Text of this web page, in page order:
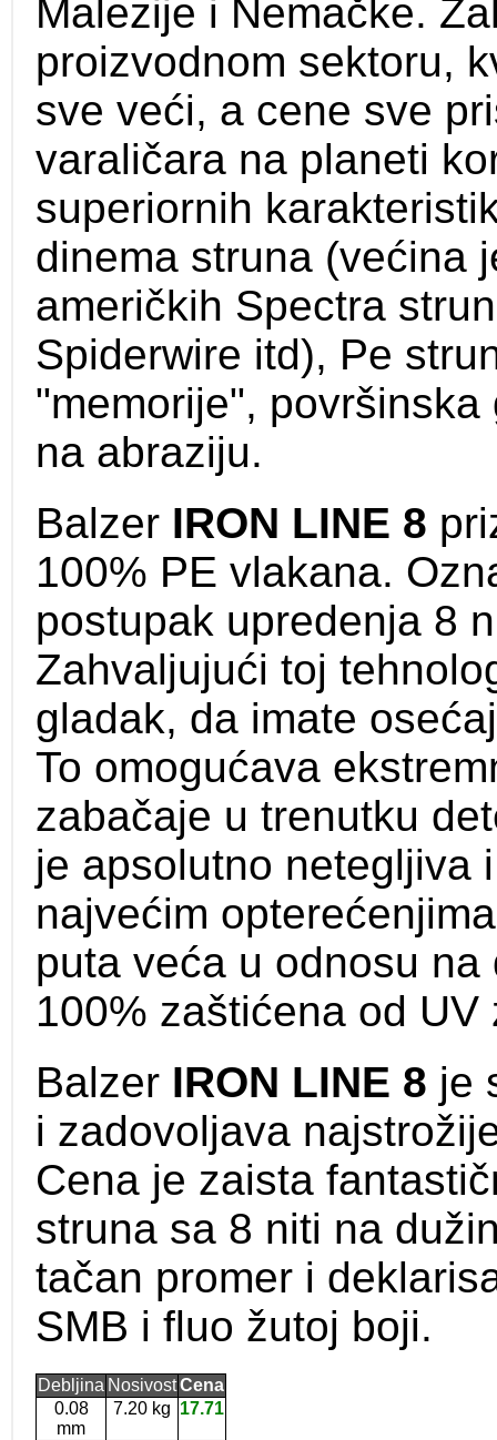
Malezije i Nemačke.
proizvodnom sektoru,
sve veći, a cene sve
varaličara na planeti
superiornih
dinema struna (većina
američkih Spectra
Spiderwire itd), Pe
"memorije",
na abraziju.
Balzer IRON LINE 8
100% PE vlakana.
postupak upredenja 8
Zahvaljujući toj
gladak, da imate
To omogućava
zabačaje u trenutku
je apsolutno netegljiva
najvećim
puta veća u odnosu
100% zaštićena od
Balzer IRON LINE 8 je
i zadovoljava
Cena je zaista
struna sa 8 niti na
tačan promer i
SMB i fluo žutoj boji.
Debljina NosivostCena
0.08
mm
7.20 kg 17.71